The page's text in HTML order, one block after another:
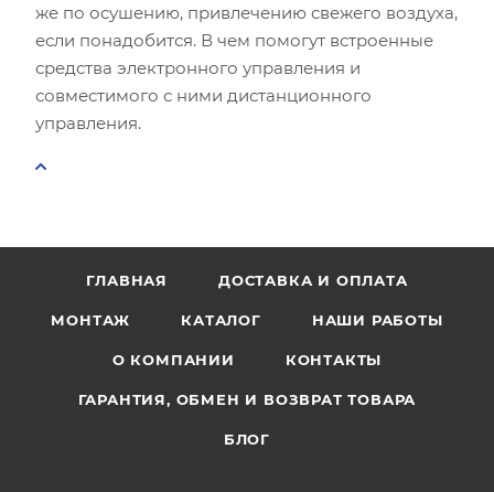
же по осушению, привлечению свежего воздуха,
если понадобится. В чем помогут встроенные
средства электронного управления и
совместимого с ними дистанционного
управления.
ГЛАВНАЯ ДОСТАВКА И ОПЛАТА
МОНТАЖ КАТАЛОГ НАШИ РАБОТЫ
О КОМПАНИИ КОНТАКТЫ
ГАРАНТИЯ, ОБМЕН И ВОЗВРАТ ТОВАРА
БЛОГ